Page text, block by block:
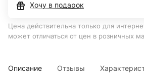
Хочу в подарок
Цена действительна только для
может отличаться от цен в розничных
Описание Отзывы